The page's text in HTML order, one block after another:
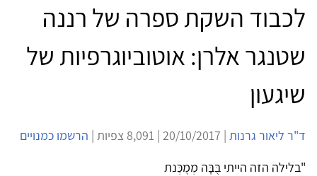
לכבוד השקת ספרה של רננה
שטנגר אלרן: אוטוביוגרפיות של
שיגעון
ד"ר ליאור גרנות | 20/10/2017 | 8,091 צפיות |
הרשמו כמנויים
"בלילה הזה הייתי בֻּבָּה מְמֻכֶּנת